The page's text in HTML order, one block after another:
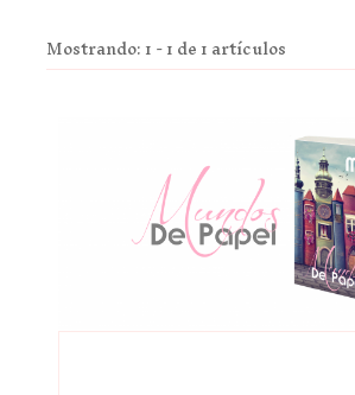
Mostrando: 1 - 1 de 1 artículos